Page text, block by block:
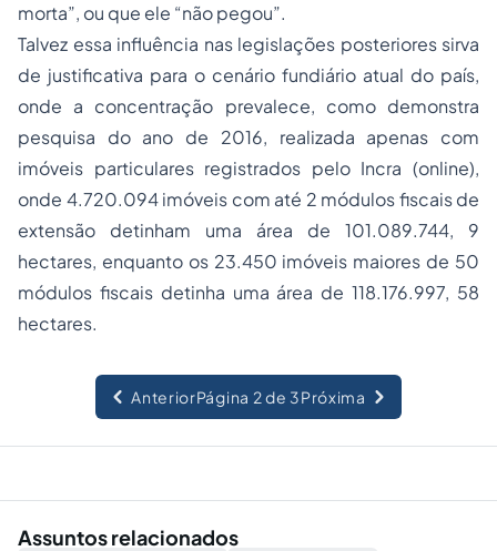
morta”, ou que ele “não pegou”.
Talvez essa influência nas legislações posteriores sirva
de justificativa para o cenário fundiário atual do país,
onde a concentração prevalece, como demonstra
pesquisa do ano de 2016, realizada apenas com
imóveis particulares registrados pelo Incra (online),
onde 4.720.094 imóveis com até 2 módulos fiscais de
extensão detinham uma área de 101.089.744, 9
hectares, enquanto os 23.450 imóveis maiores de 50
módulos fiscais detinha uma área de 118.176.997, 58
hectares.
AnteriorPágina 2 de 3Próxima
Assuntos relacionados